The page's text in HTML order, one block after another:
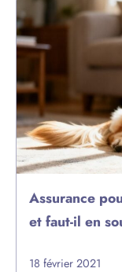
Assurance
et faut-il en
18 février 2021